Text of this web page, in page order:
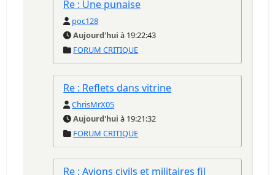
Re : Une punaise
poc128
Aujourd'hui à 19:22:43
FORUM CRITIQUE
Re : Reflets dans vitrine
ChrisMrX05
Aujourd'hui à 19:21:32
FORUM CRITIQUE
Re : Avions civils et militaires fil